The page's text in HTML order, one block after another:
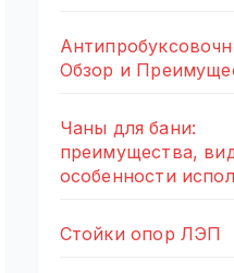
Обзор и
Чаны для бани:
преимущества,
особенности
Стойки опор ЛЭП